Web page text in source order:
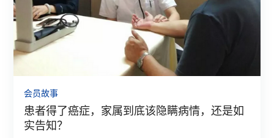
会员故事
患者得了癌症，家属到底该隐瞒病情，还是如
实告知？